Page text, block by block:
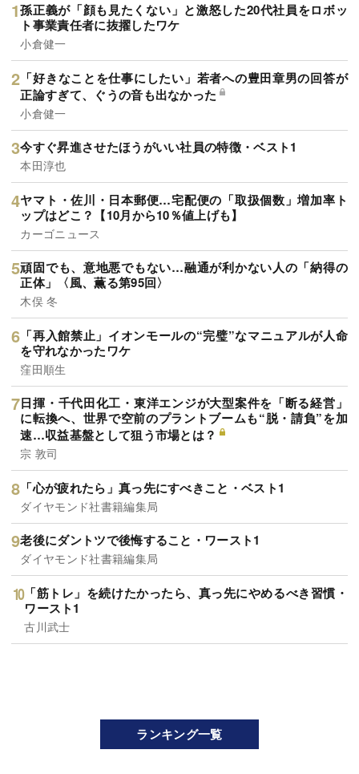
孫正義が「顔も見たくない」と激怒した20代社員をロボッ
ト事業責任者に抜擢したワケ
小倉健一
「好きなことを仕事にしたい」若者への豊田章男の回答が
正論すぎて、ぐうの音も出なかった
小倉健一
今すぐ昇進させたほうがいい社員の特徴・ベスト1
本田淳也
ヤマト・佐川・日本郵便…宅配便の「取扱個数」増加率ト
ップはどこ？【10月から10％値上げも】
カーゴニュース
頑固でも、意地悪でもない…融通が利かない人の「納得の
正体」〈風、薫る第95回〉
木俣 冬
「再入館禁止」イオンモールの“完璧”なマニュアルが人命
を守れなかったワケ
窪田順生
日揮・千代田化工・東洋エンジが大型案件を「断る経営」
に転換へ、世界で空前のプラントブームも“脱・請負”を加
速…収益基盤として狙う市場とは？
宗 敦司
「心が疲れたら」真っ先にすべきこと・ベスト1
ダイヤモンド社書籍編集局
老後にダントツで後悔すること・ワースト1
ダイヤモンド社書籍編集局
「筋トレ」を続けたかったら、真っ先にやめるべき習慣・
ワースト1
古川武士
ランキング一覧